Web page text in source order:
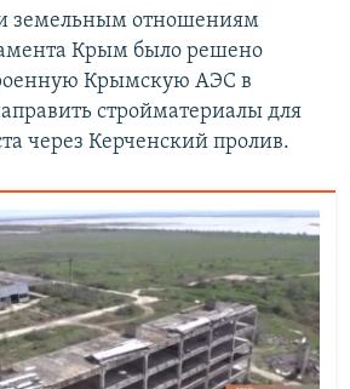
земельным отношениям
Крым было решено
Крымскую АЭС в
стройматериалы для
через Керченский пролив.